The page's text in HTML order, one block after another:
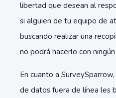
libertad que desean al
si alguien de tu equipo de
buscando realizar una
no podrá hacerlo con
En cuanto a
de datos fuera de línea les